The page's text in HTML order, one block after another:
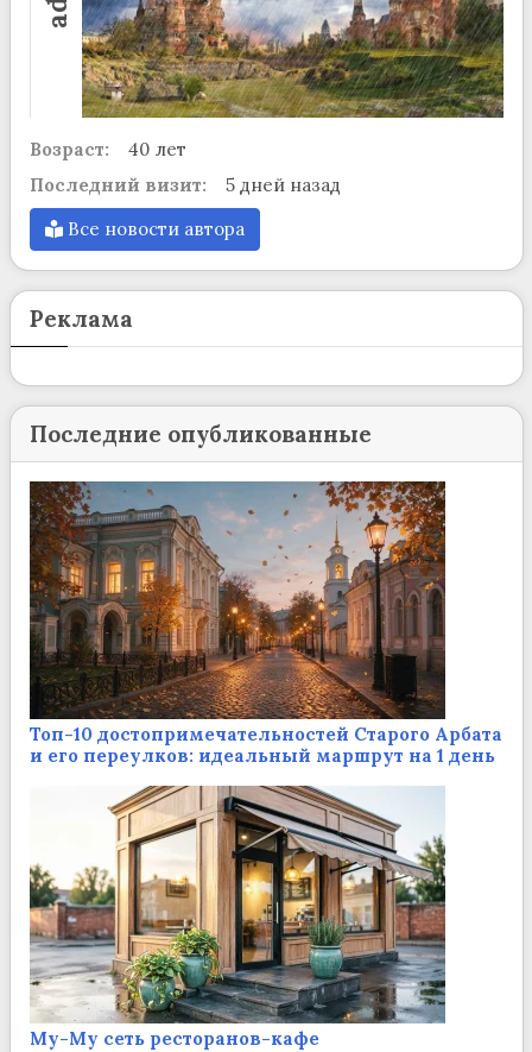
Возраст:
40 лет
Последний визит:
5 дней назад
Все новости автора
Реклама
Последние опубликованные
Топ-10 достопримечательностей Старого Арбата
и его переулков: идеальный маршрут на 1 день
Му-Му сеть ресторанов-кафе